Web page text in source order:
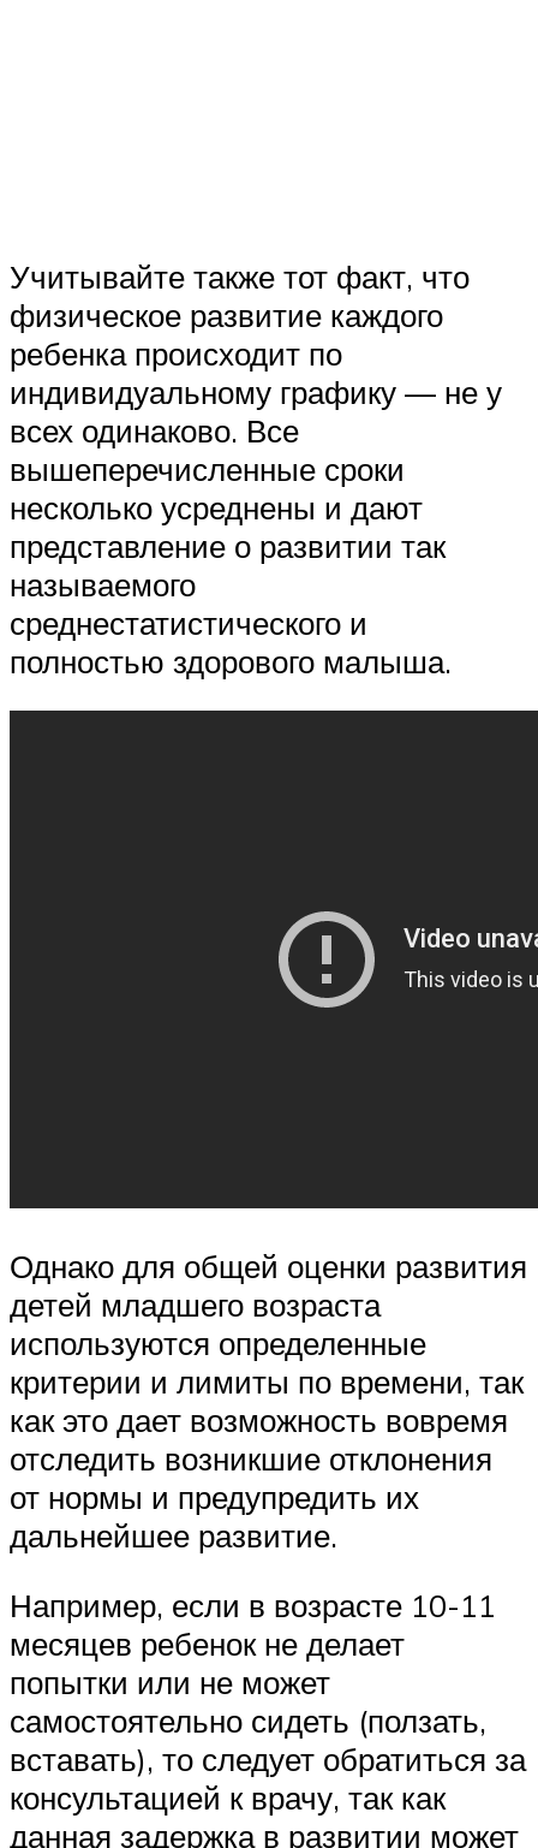
Учитывайте также тот факт, что
физическое развитие каждого
ребенка происходит по
индивидуальному графику — не у
всех одинаково. Все
вышеперечисленные сроки
несколько усреднены и дают
представление о развитии так
называемого
среднестатистического и
полностью здорового малыша.
Однако для общей оценки развития
детей младшего возраста
используются определенные
критерии и лимиты по времени, так
как это дает возможность вовремя
отследить возникшие отклонения
от нормы и предупредить их
дальнейшее развитие.
Например, если в возрасте 10-11
месяцев ребенок не делает
попытки или не может
самостоятельно сидеть (ползать,
вставать), то следует обратиться за
консультацией к врачу, так как
данная задержка в развитии может